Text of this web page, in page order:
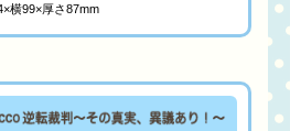
横99×厚さ87mm